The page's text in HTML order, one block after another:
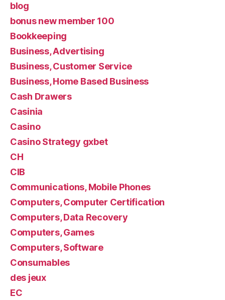
blog
bonus new member 100
Bookkeeping
Business, Advertising
Business, Customer Service
Business, Home Based Business
Cash Drawers
Casinia
Casino
Casino Strategy gxbet
CH
CIB
Communications, Mobile Phones
Computers, Computer Certification
Computers, Data Recovery
Computers, Games
Computers, Software
Consumables
des jeux
EC